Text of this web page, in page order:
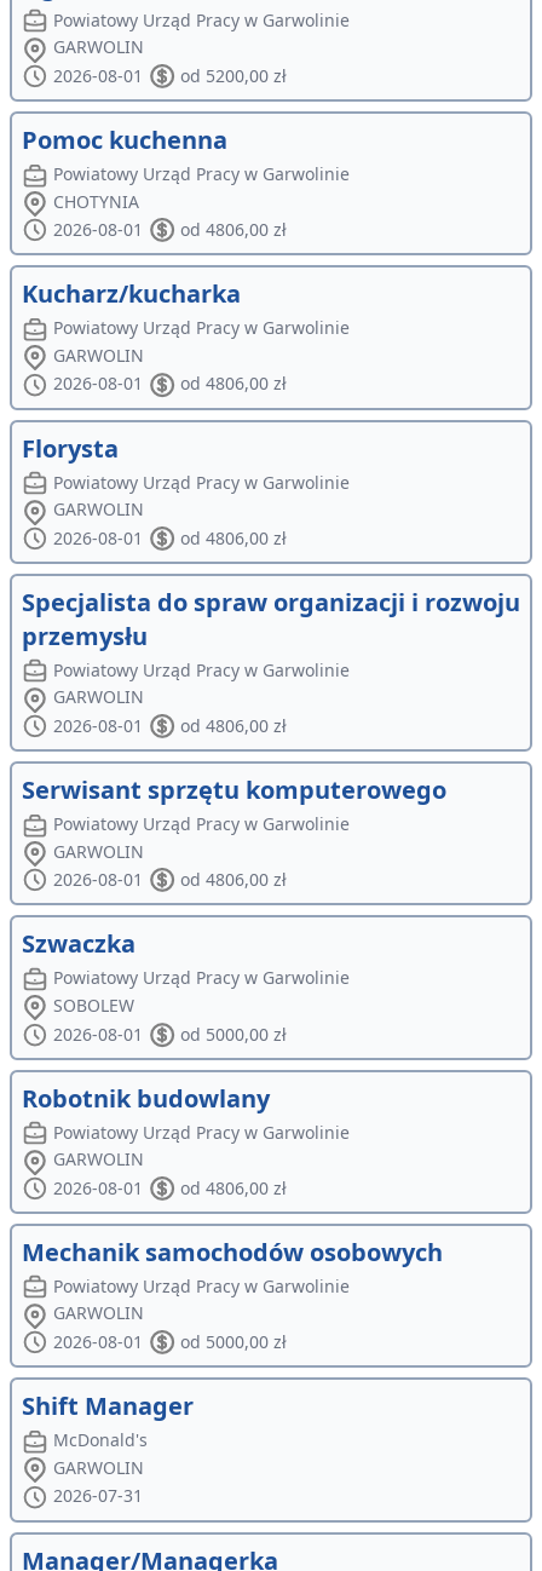
Powiatowy Urząd Pracy w Garwolinie
GARWOLIN
2026-08-01
od 5200,00 zł
Pomoc kuchenna
Powiatowy Urząd Pracy w Garwolinie
CHOTYNIA
2026-08-01
od 4806,00 zł
Kucharz/kucharka
Powiatowy Urząd Pracy w Garwolinie
GARWOLIN
2026-08-01
od 4806,00 zł
Florysta
Powiatowy Urząd Pracy w Garwolinie
GARWOLIN
2026-08-01
od 4806,00 zł
Specjalista do spraw organizacji i rozwoju
przemysłu
Powiatowy Urząd Pracy w Garwolinie
GARWOLIN
2026-08-01
od 4806,00 zł
Serwisant sprzętu komputerowego
Powiatowy Urząd Pracy w Garwolinie
GARWOLIN
2026-08-01
od 4806,00 zł
Szwaczka
Powiatowy Urząd Pracy w Garwolinie
SOBOLEW
2026-08-01
od 5000,00 zł
Robotnik budowlany
Powiatowy Urząd Pracy w Garwolinie
GARWOLIN
2026-08-01
od 4806,00 zł
Mechanik samochodów osobowych
Powiatowy Urząd Pracy w Garwolinie
GARWOLIN
2026-08-01
od 5000,00 zł
Shift Manager
McDonald's
GARWOLIN
2026-07-31
Manager/Managerka